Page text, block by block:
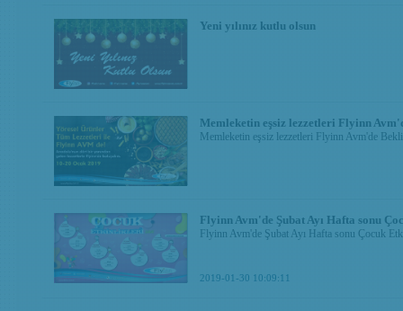
Yeni yılınız kutlu olsun
Memleketin eşsiz lezzetleri Flyinn
Memleketin eşsiz lezzetleri Flyinn Avm'de
Flyinn Avm'de Şubat Ayı Hafta sonu
Flyinn Avm'de Şubat Ayı Hafta sonu Çocuk
2019-01-30 10:09:11